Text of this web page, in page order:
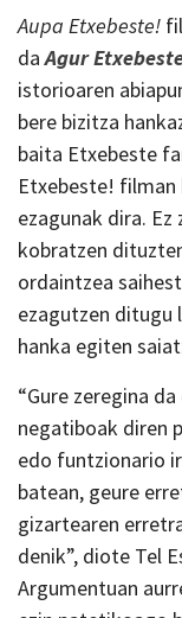
Aupa Etxebeste!
daAgur
istorioaren
bere bizitza
baita Etxebeste
Etxebeste! filman
ezagunak dira.
kobratzen
ordaintzea
ezagutzen ditugu
hanka egiten
“Gure zeregina
negatiboak diren
edo funtzionario
batean, geure
gizartearen
denik”, diote Tel
Argumentuan